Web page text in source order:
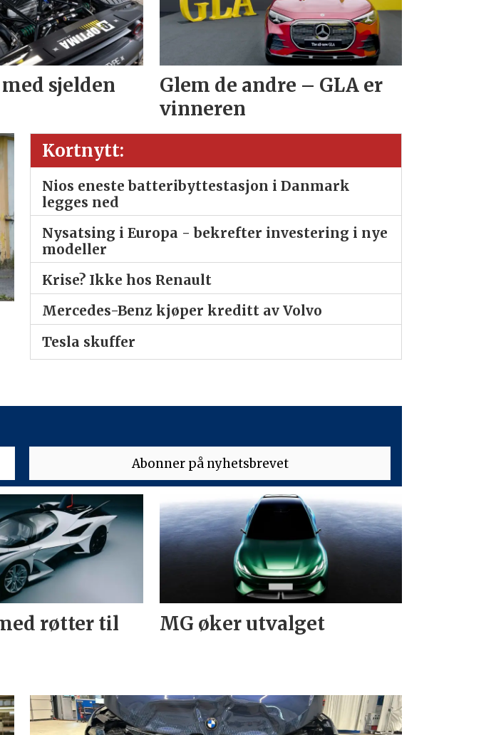
sjelden
Glem de andre – GLA er
vinneren
Kortnytt:
Nios eneste batteribyttestasjon i Danmark
legges ned
Nysatsing i Europa - bekrefter investering i nye
modeller
Krise? Ikke hos Renault
Mercedes-Benz kjøper kreditt av Volvo
Tesla skuffer
røtter til
MG øker utvalget